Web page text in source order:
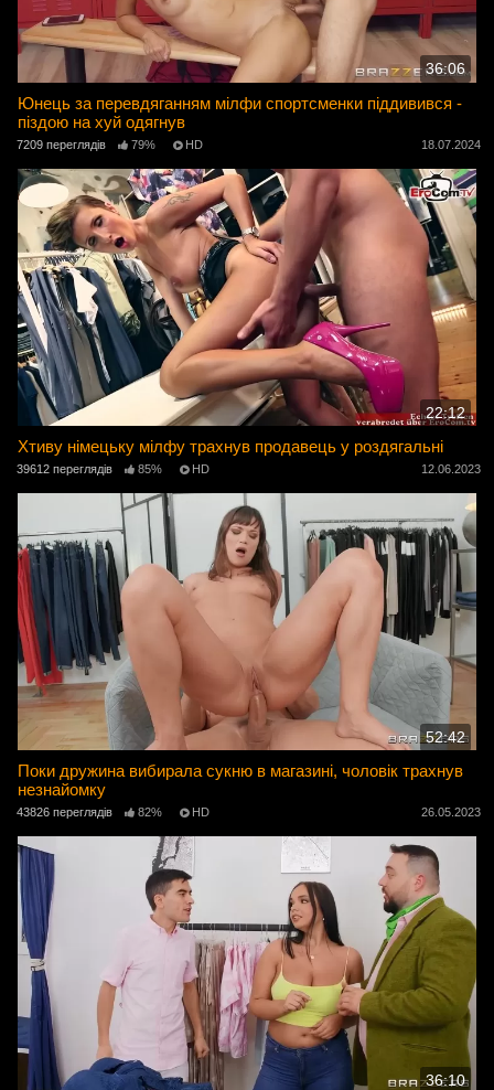
36:06
Юнець за перевдяганням мілфи спортсменки піддивився -
піздою на хуй одягнув
7209 переглядів 79% HD 18.07.2024
22:12
Хтиву німецьку мілфу трахнув продавець у роздягальні
39612 переглядів 85% HD 12.06.2023
52:42
Поки дружина вибирала сукню в магазині, чоловік трахнув
незнайомку
43826 переглядів 82% HD 26.05.2023
36:10